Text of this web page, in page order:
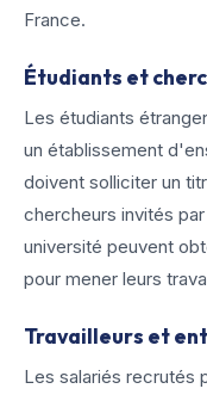
France.
Étudiants et
Les étudiants
un établissement
doivent solliciter un
chercheurs invités
université peuvent
pour mener leurs
Travailleurs et
Les salariés recrutés